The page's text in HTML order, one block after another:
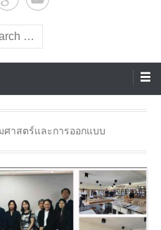
.พระนคร
าสตร์และการออกแบบ